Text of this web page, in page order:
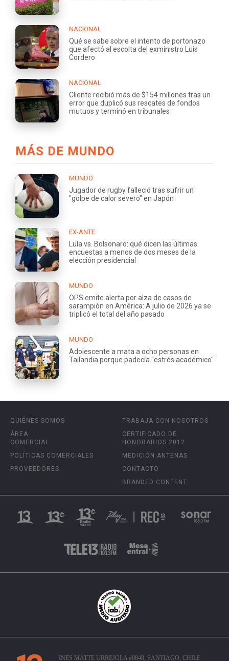
NACIONAL
Qué se sabe sobre el intento de portonazo
que afectó al escolta del exministro Luis
Cordero
NACIONAL
Cliente recibió más de $154 millones tras un
error que duplicó sus rescates de fondos
mutuos y terminó en tribunales
MÁS DE MUNDO
MUNDO
Jugador de rugby falleció tras sufrir un
"golpe de calor severo" en Japón
EX-ANTE
Lula vs. Bolsonaro: qué dicen las últimas
encuestas a menos de dos meses de la
elección presidencial
MUNDO
OPS emite alerta por alza de casos de
sarampión en América: A julio de 2026 ya se
triplicó el total del año pasado
MUNDO
Adolescente a mata a ocho personas en
Tailandia porque padecía "estrés académico"
QUIÉNES SOMOS
ÁREA
COMERCIAL
POLÍTICAS COMERCIALES
PROVEEDORES
TRABAJA CON NOSOTROS
CERTIFICADO DE
HONORARIOS 2012
MEDICIÓN ANTENAS
CONTACTO
BRANDED CONTENT
INÉS MATTE URREJOLA #0848, SANTIAGO, CHILE